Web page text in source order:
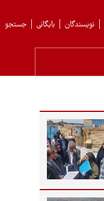
جستجو بایگانی نویسندگان